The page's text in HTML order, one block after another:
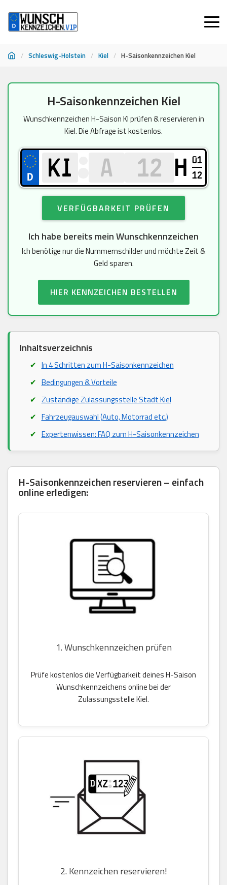
/ Schleswig-Holstein / Kiel / H-Saisonkennzeichen Kiel
springen
H-Saisonkennzeichen Kiel
Wunschkennzeichen H-Saison KI prüfen & reservieren in
Kiel. Die Abfrage ist kostenlos.
H 01
12
VERFÜGBARKEIT PRÜFEN
Ich habe bereits mein Wunschkennzeichen
Ich benötige nur die Nummernschilder und möchte Zeit &
Geld sparen.
HIER KENNZEICHEN BESTELLEN
Inhaltsverzeichnis
In 4 Schritten zum H-Saisonkennzeichen
Bedingungen & Vorteile
Zuständige Zulassungsstelle Stadt Kiel
Fahrzeugauswahl (Auto, Motorrad etc.)
Expertenwissen: FAQ zum H-Saisonkennzeichen
H-Saisonkennzeichen reservieren – einfach
online erledigen:
1. Wunschkennzeichen prüfen
Prüfe kostenlos die Verfügbarkeit deines H-Saison
Wunschkennzeichens online bei der
Zulassungsstelle Kiel.
2. Kennzeichen reservieren!